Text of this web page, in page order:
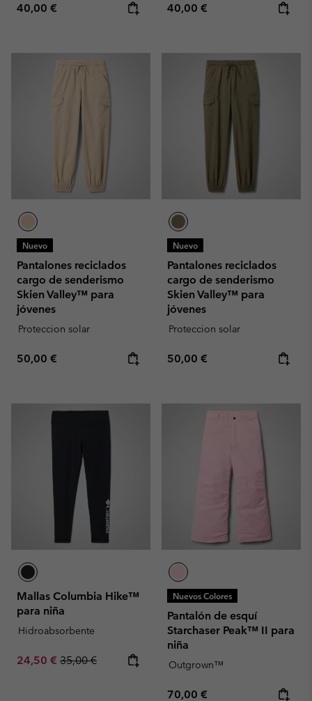
Regular price:
40,00 € Regular price:
40,00 €
Nuevo
Pantalones reciclados
cargo de senderismo
Skien Valley™ para
jóvenes
Proteccion solar
Regular price:
50,00 €
Nuevo
Pantalones reciclados
cargo de senderismo
Skien Valley™ para
jóvenes
Proteccion solar
Regular price:
50,00 €
Mallas Columbia Hike™
para niña
Hidroabsorbente
Sale price:
24,50 € Regular price:
35,00 €
Nuevos Colores
Pantalón de esquí
Starchaser Peak™ II para
niña
Outgrown™
Regular price:
70,00 €